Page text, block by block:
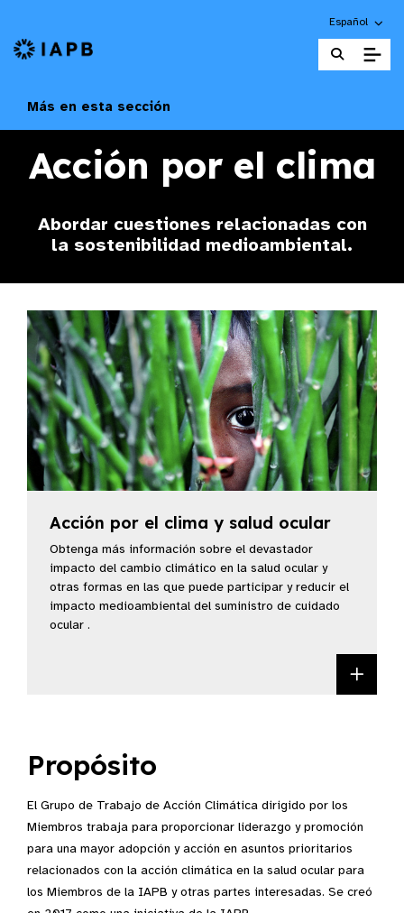
Choose an
Español
Página principal de la IAPB
Más en esta sección
Acción por el clima
Abordar cuestiones relacionadas con
la sostenibilidad medioambiental.
Acción por el clima y salud ocular
(Abre en una nueva ventana)
Obtenga más información sobre el devastador
impacto del cambio climático en la salud ocular y
otras formas en las que puede participar y reducir el
impacto medioambiental del suministro de cuidado
ocular .
Propósito
El Grupo de Trabajo de Acción Climática dirigido por los
Miembros trabaja para proporcionar liderazgo y promoción
para una mayor adopción y acción en asuntos prioritarios
relacionados con la acción climática en la salud ocular para
los Miembros de la IAPB y otras partes interesadas. Se creó